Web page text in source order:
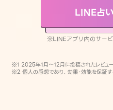
LINE占
※LINEアプリ内のサー
※1 2025年1月〜12月に投稿されたレビュ
※2 個人の感想であり、効果・効能を保証